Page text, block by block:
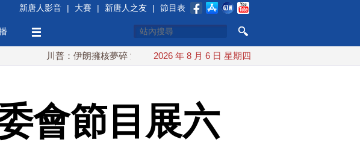
新唐人影音 | 大賽 | 新唐人之友 | 節目表
川普：伊朗擁核夢碎 海峽即將恢復通航 烏克蘭貨機旁驚現炸彈無人機 德國機場
2026 年 8 月 6 日 星期四
會節目展六